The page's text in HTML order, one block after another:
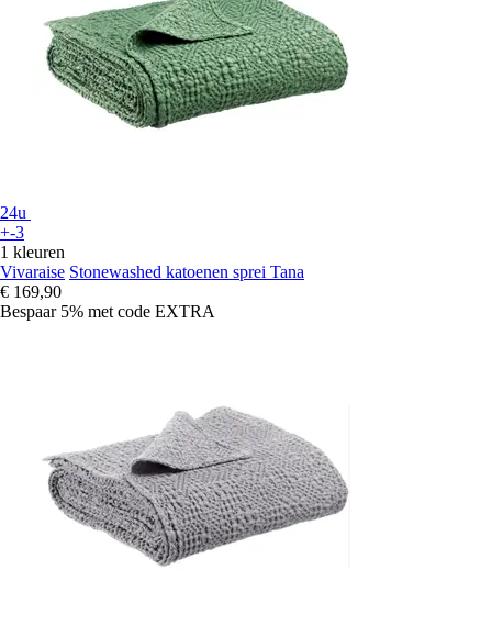
24u
+-3
1 kleuren
Vivaraise Stonewashed katoenen sprei Tana
€ 169,90
Bespaar 5% met code EXTRA